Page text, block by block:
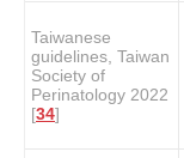
Taiwanese
guidelines, Taiwan
Society of
Perinatology 2022
[34]